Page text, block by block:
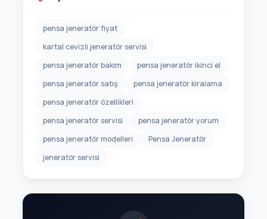
pensa jeneratör fiyat
kartal cevizli jeneratör servisi
pensa jeneratör bakım
pensa jeneratör ikinci el
pensa jeneratör satış
pensa jeneratör kiralama
pensa jeneratör özellikleri
pensa jeneratör servisi
pensa jeneratör yorum
pensa jeneratör modelleri
Pensa Jeneratör
jeneratör servisi